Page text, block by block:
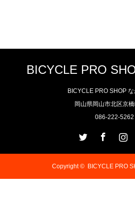
BICYCLE PRO
BICYCLE PRO SHOP な
岡山県岡山市北区京
086-222-5262
Copyright © BICYCLE PRO